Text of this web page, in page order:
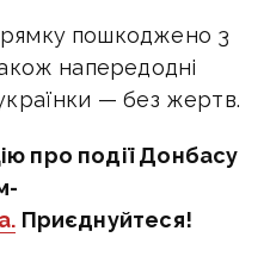
пошкоджено 3
напередодні
— без жертв.
про події Донбасу
Приєднуйтеся!